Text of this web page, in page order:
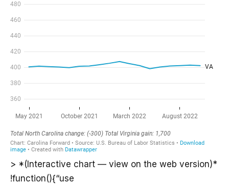
> *(Interactive chart — view on the web version)*
!function(){“use